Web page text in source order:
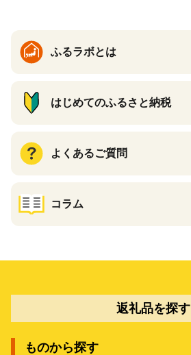
ふるラボとは
はじめてのふるさと納税
よくあるご質問
コラム
返礼品を探す
ものから探す